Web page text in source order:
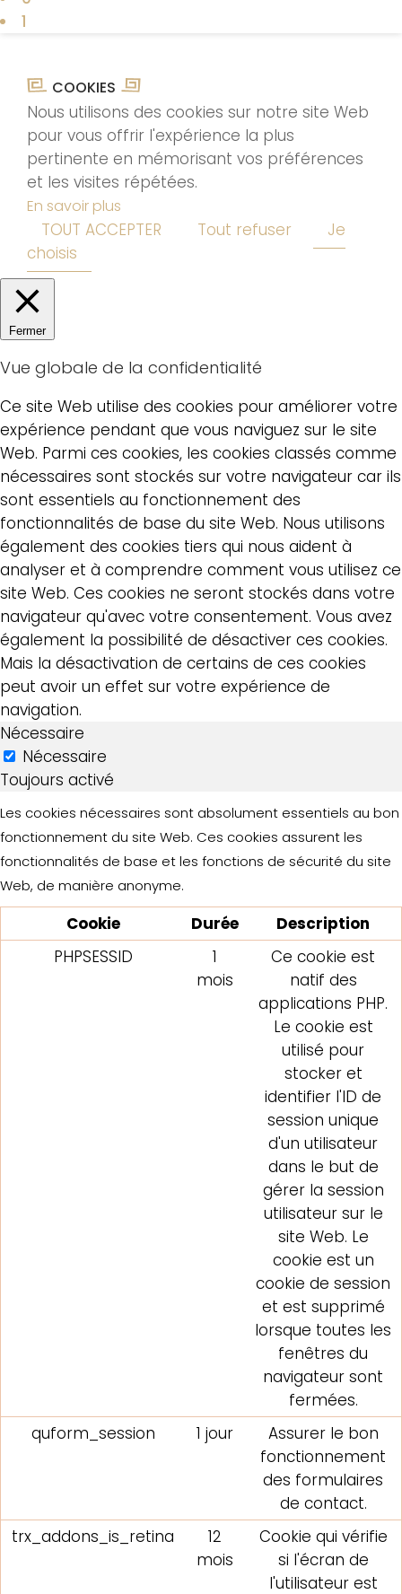
1
COOKIES
Nous utilisons des cookies sur notre site Web
pour vous offrir l'expérience la plus
pertinente en mémorisant vos préférences
et les visites répétées.
En savoir plus
TOUT ACCEPTER Tout refuser
Je
choisis
Fermer
Vue globale de la confidentialité
Ce site Web utilise des cookies pour améliorer votre
expérience pendant que vous naviguez sur le site
Web. Parmi ces cookies, les cookies classés comme
nécessaires sont stockés sur votre navigateur car ils
sont essentiels au fonctionnement des
fonctionnalités de base du site Web. Nous utilisons
également des cookies tiers qui nous aident à
analyser et à comprendre comment vous utilisez ce
site Web. Ces cookies ne seront stockés dans votre
navigateur qu'avec votre consentement. Vous avez
également la possibilité de désactiver ces cookies.
Mais la désactivation de certains de ces cookies
peut avoir un effet sur votre expérience de
navigation.
Nécessaire
Nécessaire
Toujours activé
Les cookies nécessaires sont absolument essentiels au bon
fonctionnement du site Web. Ces cookies assurent les
fonctionnalités de base et les fonctions de sécurité du site
Web, de manière anonyme.
Cookie Durée
Description
PHPSESSID
1
mois
Ce cookie est
natif des
applications PHP.
Le cookie est
utilisé pour
stocker et
identifier l'ID de
session unique
d'un utilisateur
dans le but de
gérer la session
utilisateur sur le
site Web. Le
cookie est un
cookie de session
et est supprimé
lorsque toutes les
fenêtres du
navigateur sont
fermées.
quform_session
1 jour
Assurer le bon
fonctionnement
des formulaires
de contact.
trx_addons_is_retina
12
mois
Cookie qui vérifie
si l'écran de
l'utilisateur est